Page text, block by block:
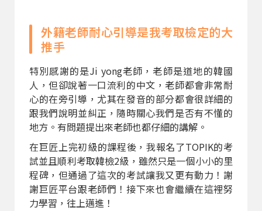
外籍老師耐心引導是我考取檢定的大
推手
特別感謝的是Ji yong老師，老師是道地的韓國
人，但卻說著一口流利的中文，老師都會非常耐
心的在旁引導，尤其在發音的部分都會很詳細的
跟我們說明並糾正，隨時關心我們是否有不懂的
地方。有問題提出來老師也都仔細的講解。
在巨匠上完初級的課程後，我報名了TOPIK的考
試並且順利考取韓檢2級，雖然只是一個小小的里
程碑，但通過了這次的考試讓我又更有動力！謝
謝巨匠平台跟老師們！接下來也會繼續在這裡努
力學習，往上邁進！